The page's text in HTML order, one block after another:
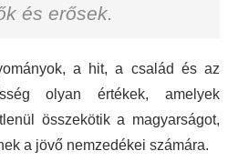
és erősek.
a hit, a család és az
olyan értékek, amelyek
összekötik a magyarságot,
a jövő nemzedékei számára.